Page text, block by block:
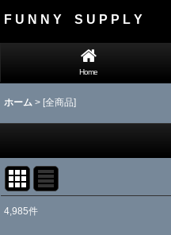
F U N N Y S U P P L Y
Home
ホーム > [全商品]
4,985件